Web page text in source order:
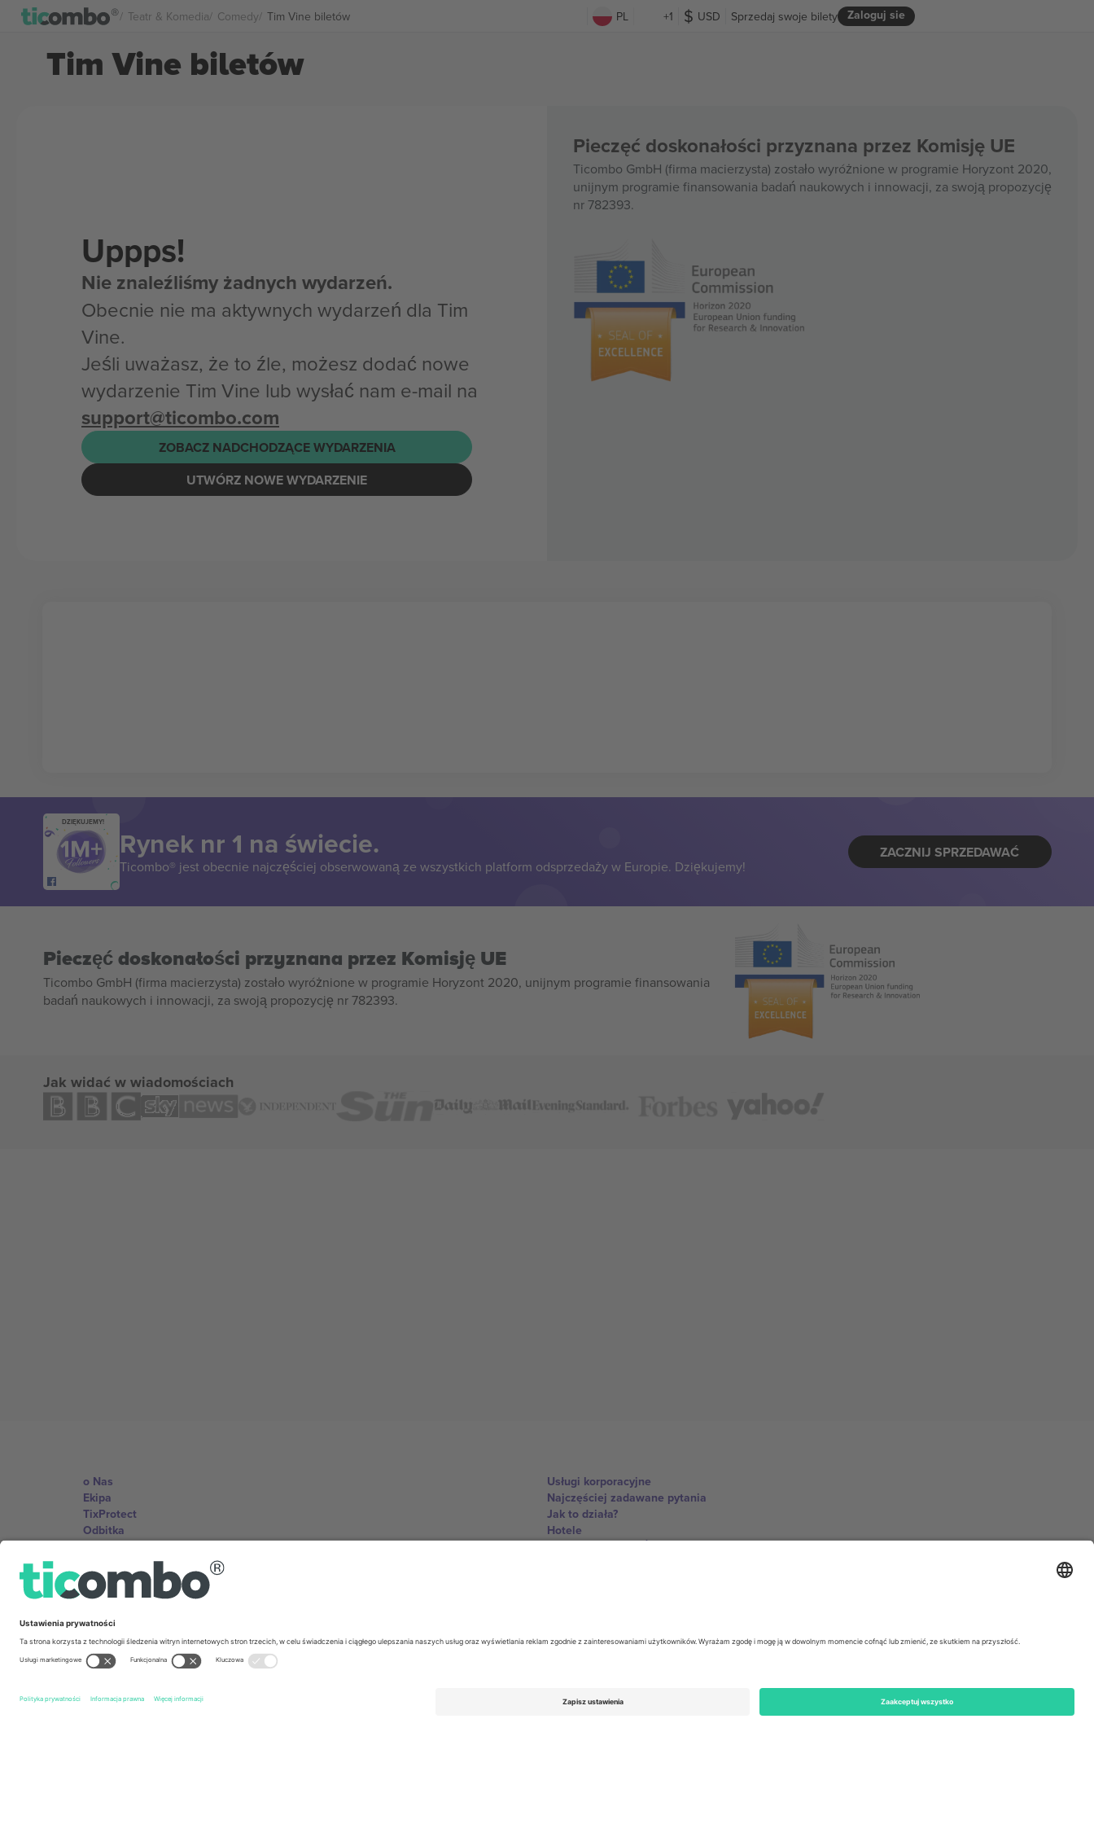
Teatr & Komedia Comedy Tim Vine biletów PL +1 USD Zaloguj sie
Sprzedaj swoje bilety
Tim Vine biletów
Uppps!
Nie znaleźliśmy żadnych wydarzeń.
Obecnie nie ma aktywnych wydarzeń dla Tim
Vine.
Jeśli uważasz, że to źle, możesz dodać nowe
wydarzenie Tim Vine lub wysłać nam e-mail na
support@ticombo.com
ZOBACZ NADCHODZĄCE WYDARZENIA
UTWÓRZ NOWE WYDARZENIE
Pieczęć doskonałości przyznana przez Komisję UE
Ticombo GmbH (firma macierzysta) zostało wyróżnione w programie Horyzont 2020,
unijnym programie finansowania badań naukowych i innowacji, za swoją propozycję
nr 782393.
DZIĘKUJEMY!
Rynek nr 1 na świecie.
Ticombo® jest obecnie najczęściej obserwowaną ze wszystkich platform odsprzedaży w Europie. Dziękujemy!
ZACZNIJ SPRZEDAWAĆ
Pieczęć doskonałości przyznana przez Komisję UE
Ticombo GmbH (firma macierzysta) zostało wyróżnione w programie Horyzont 2020, unijnym programie finansowania
badań naukowych i innowacji, za swoją propozycję nr 782393.
Jak widać w wiadomościach
o Nas
Ekipa
TixProtect
Odbitka
Zasady i warunki
Program partnerski
Usługi korporacyjne
Najczęściej zadawane pytania
Jak to działa?
Hotele
Centrum Pucharu Świata